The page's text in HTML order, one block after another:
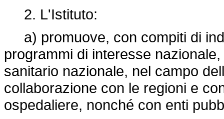
2. L'Istituto:
a) promuove, con compiti di
programmi di interesse
sanitario nazionale, nel campo
collaborazione con le regioni e
ospedaliere, nonché con enti